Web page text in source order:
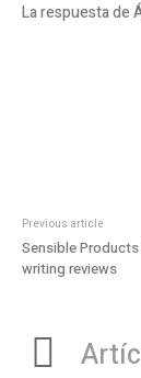
La respuesta de
Previous article
Sensible
writing reviews